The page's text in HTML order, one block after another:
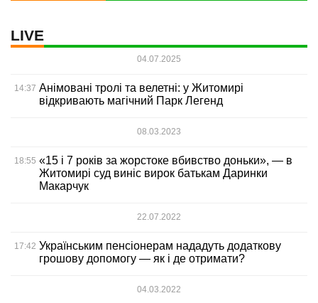
LIVE
04.07.2025
14:37 Анімовані тролі та велетні: у Житомирі
відкривають магічний Парк Легенд
08.03.2023
18:55 «15 і 7 років за жорстоке вбивство доньки», — в
Житомирі суд виніс вирок батькам Даринки
Макарчук
22.07.2022
17:42 Українським пенсіонерам нададуть додаткову
грошову допомогу — як і де отримати?
04.03.2022